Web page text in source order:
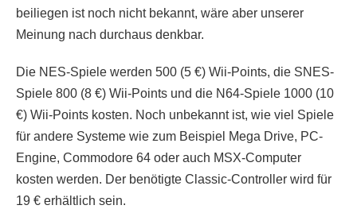
beiliegen ist noch nicht bekannt, wäre aber unserer
Meinung nach durchaus denkbar.
Die NES-Spiele werden 500 (5 €) Wii-Points, die SNES-
Spiele 800 (8 €) Wii-Points und die N64-Spiele 1000 (10
€) Wii-Points kosten. Noch unbekannt ist, wie viel Spiele
für andere Systeme wie zum Beispiel Mega Drive, PC-
Engine, Commodore 64 oder auch MSX-Computer
kosten werden. Der benötigte Classic-Controller wird für
19 € erhältlich sein.